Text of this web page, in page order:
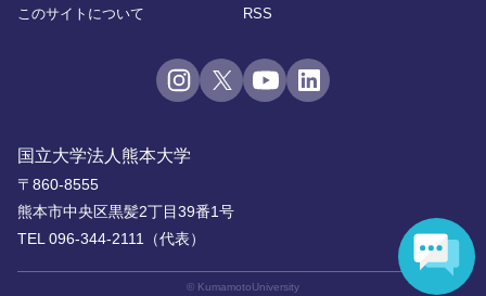
国立大学法人熊本大学
〒860-8555
熊本市中央区黒髪2丁目39番1号
TEL 096-344-2111（代表）
このサイトについて RSS
© KumamotoUniversity